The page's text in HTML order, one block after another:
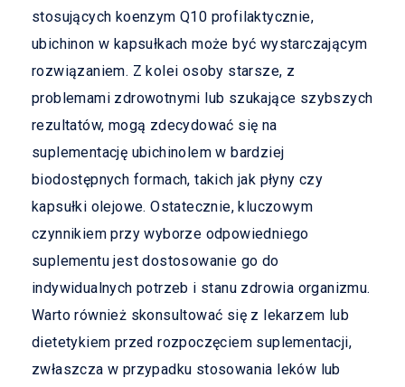
stosujących koenzym Q10 profilaktycznie,
ubichinon w kapsułkach może być wystarczającym
rozwiązaniem. Z kolei osoby starsze, z
problemami zdrowotnymi lub szukające szybszych
rezultatów, mogą zdecydować się na
suplementację ubichinolem w bardziej
biodostępnych formach, takich jak płyny czy
kapsułki olejowe. Ostatecznie, kluczowym
czynnikiem przy wyborze odpowiedniego
suplementu jest dostosowanie go do
indywidualnych potrzeb i stanu zdrowia organizmu.
Warto również skonsultować się z lekarzem lub
dietetykiem przed rozpoczęciem suplementacji,
zwłaszcza w przypadku stosowania leków lub